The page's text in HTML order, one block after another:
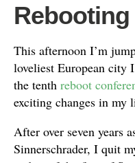
This afternoon I’m
loveliest European city
the tenth reboot
exciting changes in my
After over seven years
Sinnerschrader, I quit